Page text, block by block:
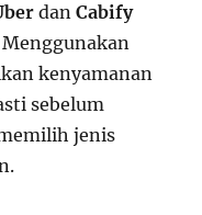
danCabify
Menggunakan
kenyamanan
sebelum
jenis